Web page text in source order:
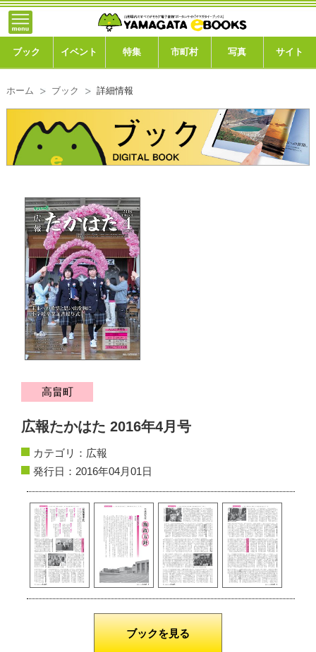
ブック イベント 特集 市町村 写真 サイト
ホーム ブック 詳細情報
高畠町
広報たかはた 2016年4月号
カテゴリ： 広報
発行日：2016年04月01日
ブックを見る
トップ
ブック
市町村
このサイトについて
運営会社
ご利用ガイド
よくある質問
サイトマップ
掲載の方法
個人情報保護方針
動作環境
リンク集
}; -->